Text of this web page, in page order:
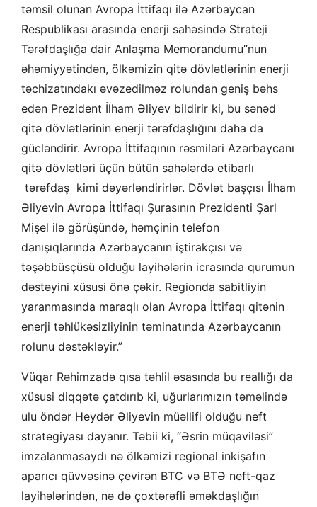
təmsil olunan Avropa İttifaqı ilə Azərbaycan
Respublikası arasında enerji sahəsində Strateji
Tərəfdaşlığa dair Anlaşma Memorandumu”nun
əhəmiyyətindən, ölkəmizin qitə dövlətlərinin enerji
təchizatındakı əvəzedilməz rolundan geniş bəhs
edən Prezident İlham Əliyev bildirir ki, bu sənəd
qitə dövlətlərinin enerji tərəfdaşlığını daha da
gücləndirir. Avropa İttifaqının rəsmiləri Azərbaycanı
qitə dövlətləri üçün bütün sahələrdə etibarlı
tərəfdaş kimi dəyərləndirirlər. Dövlət başçısı İlham
Əliyevin Avropa İttifaqı Şurasının Prezidenti Şarl
Mişel ilə görüşündə, həmçinin telefon
danışıqlarında Azərbaycanın iştirakçısı və
təşəbbüsçüsü olduğu layihələrin icrasında qurumun
dəstəyini xüsusi önə çəkir. Regionda sabitliyin
yaranmasında maraqlı olan Avropa İttifaqı qitənin
enerji təhlükəsizliyinin təminatında Azərbaycanın
rolunu dəstəkləyir.”
Vüqar Rəhimzadə qısa təhlil əsasında bu reallığı da
xüsusi diqqətə çatdırıb ki, uğurlarımızın təməlində
ulu öndər Heydər Əliyevin müəllifi olduğu neft
strategiyası dayanır. Təbii ki, “Əsrin müqaviləsi”
imzalanmasaydı nə ölkəmizi regional inkişafın
aparıcı qüvvəsinə çevirən BTC və BTƏ neft-qaz
layihələrindən, nə də çoxtərəfli əməkdaşlığın